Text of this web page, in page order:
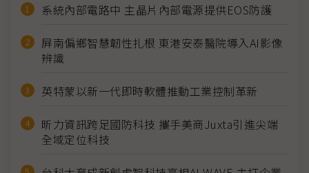
系統內部電路中 主晶片內部電源提供EOS防護
屏南偏鄉智慧韌性扎根 東港安泰醫院導入AI影像
辨識
英特蒙以新一代即時軟體推動工業控制革新
昕力資訊跨足國防科技 攜手美商Juxta引進尖端
全域定位科技